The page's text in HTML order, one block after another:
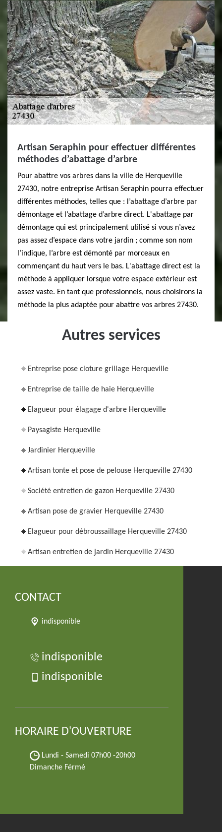
Artisan Seraphin pour effectuer différentes
méthodes d’abattage d’arbre
Pour abattre vos arbres dans la ville de Herqueville
27430, notre entreprise Artisan Seraphin pourra effectuer
différentes méthodes, telles que : l’abattage d’arbre par
démontage et l’abattage d’arbre direct. L'abattage par
démontage qui est principalement utilisé si vous n’avez
pas assez d’espace dans votre jardin ; comme son nom
l’indique, l’arbre est démonté par morceaux en
commençant du haut vers le bas. L'abattage direct est la
méthode à appliquer lorsque votre espace extérieur est
assez vaste. En tant que professionnels, nous choisirons la
méthode la plus adaptée pour abattre vos arbres 27430.
Autres services
Entreprise pose cloture grillage Herqueville
Entreprise de taille de haie Herqueville
Elagueur pour élagage d'arbre Herqueville
Paysagiste Herqueville
Jardinier Herqueville
Artisan tonte et pose de pelouse Herqueville 27430
Société entretien de gazon Herqueville 27430
Artisan pose de gravier Herqueville 27430
Elagueur pour débroussaillage Herqueville 27430
Artisan entretien de jardin Herqueville 27430
CONTACT
indisponible
indisponible
indisponible
HORAIRE D'OUVERTURE
Lundi - Samedi 07h00 -20h00
Dimanche Férmé